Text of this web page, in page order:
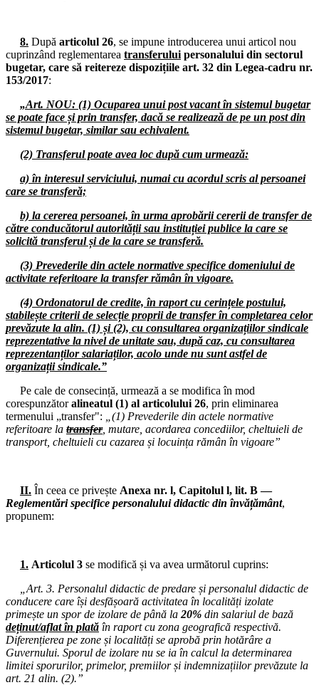
16.07.2025
Consiliul Liderilor S.I.P. Județul Hunedoara
Consiliul de administrație al I.S.J. Hunedoara
11.07.2025
Hunedoara - discuție informală
09.07.2025
Consiliul de administrație al I.S.J. Hunedoara
04.07.2025
Consiliul Liderilor și Biroul Executiv F.S.E. „Spiru Haret”
02.07.2025
Comisia de Dialog Social de la nivelul Instituției Prefectului Județul
Hunedoara
24.06.2025
Consiliul de administrație al I.S.J. Hunedoara
16.06.2025
Consiliul Liderilor S.I.P. Județul Hunedoara
12.06.2025
Consiliul de administrație al I.S.J. Hunedoara
10.06.2025
Consiliul de administrație al I.S.J. Hunedoara
03.06.2025
Consiliul de administrație al I.S.J. Hunedoara
Consiliul de administrație al I.S.J. Hunedoara
22.05.2025
Consiliul de administrație al I.S.J. Hunedoara
19.05.2025
Consiliul de administrație al I.S.J. Hunedoara
8. După articolul 26, se impune introducerea unui articol nou
cuprinzând reglementarea transferului personalului din sectorul
bugetar, care să reitereze dispozițiile art. 32 din Legea-cadru nr.
153/2017:
„Art. NOU: (1) Ocuparea unui post vacant în sistemul bugetar
se poate face și prin transfer, dacă se realizează de pe un post din
sistemul bugetar, similar sau echivalent.
(2) Transferul poate avea loc după cum urmează:
a) în interesul serviciului, numai cu acordul scris al persoanei
care se transferă;
b) la cererea persoanei, în urma aprobării cererii de transfer de
către conducătorul autorității sau instituției publice la care se
solicită transferul și de la care se transferă.
(3) Prevederile din actele normative specifice domeniului de
activitate referitoare la transfer rămân în vigoare.
(4) Ordonatorul de credite, în raport cu cerințele postului,
stabilește criterii de selecție proprii de transfer în completarea celor
prevăzute la alin. (1) și (2), cu consultarea organizațiilor sindicale
reprezentative la nivel de unitate sau, după caz, cu consultarea
reprezentanților salariaților, acolo unde nu sunt astfel de
organizații sindicale.”
Pe cale de consecință, urmează a se modifica în mod
corespunzătoralineatul (1) al articolului 26, prin eliminarea
termenului „transfer":
„(1) Prevederile din actele normative
referitoare la transfer, mutare, acordarea concediilor, cheltuieli de
transport, cheltuieli cu cazarea și locuința rămân în vigoare”
II. În ceea ce privește Anexa nr. l, Capitolul l, lit. B —
Reglementări specifice personalului didactic din învățământ,
propunem:
1. Articolul 3 se modifică și va avea următorul cuprins:
„Art. 3. Personalul didactic de predare și personalul didactic de
conducere care își desfășoară activitatea în localități izolate
primește un spor de izolare de până la 20% din salariul de bază
deținut/aflat în plată în raport cu zona geografică respectivă.
Diferențierea pe zone și localități se aprobă prin hotărâre a
Guvernului. Sporul de izolare nu se ia în calcul la determinarea
limitei sporurilor, primelor, premiilor și indemnizațiilor prevăzute la
art. 21 alin. (2).”